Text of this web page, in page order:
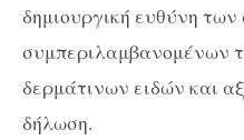
δημιουργική ευθύνη
συμπεριλαμβανομένων
δερμάτινων ειδών και
δήλωση.